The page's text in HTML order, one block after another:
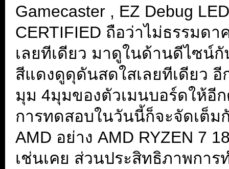
Gamecaster , EZ Debug
CERTIFIED ถือว่าไม่ธรรมด
เลยทีเดียว มาดูในด้านดีไซน์
สีแดงดูดุดันสดใสเลยทีเดียว
มุม 4มุมของตัวเมนบอร์ดให้อี
การทดสอบในวันนี้ก็จะจัดเต็
AMD อย่าง AMD RYZEN 7
เช่นเคย ส่วนประสิทธิภาพการ